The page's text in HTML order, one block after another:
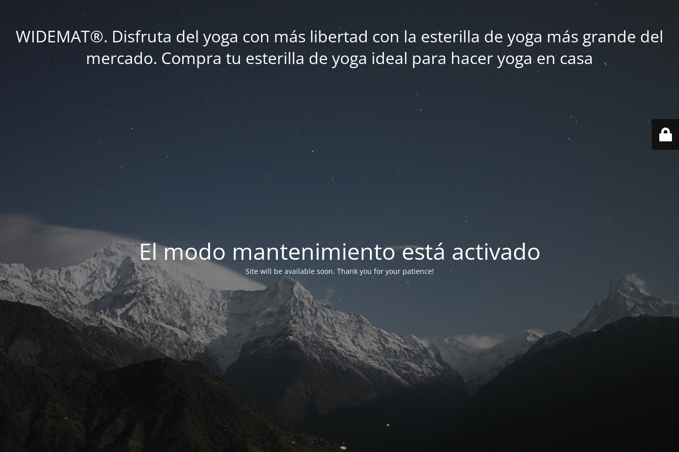
WIDEMAT®. Disfruta del yoga con más libertad con la esterilla de yoga más grande del
mercado. Compra tu esterilla de yoga ideal para hacer yoga en casa
El modo mantenimiento está activado
Site will be available soon. Thank you for your patience!